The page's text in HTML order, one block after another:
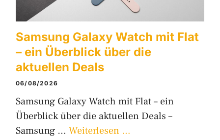
Samsung Galaxy Watch mit Flat
– ein Überblick über die
aktuellen Deals
06/08/2026
Samsung Galaxy Watch mit Flat – ein
Überblick über die aktuellen Deals –
Samsung … Weiterlesen …